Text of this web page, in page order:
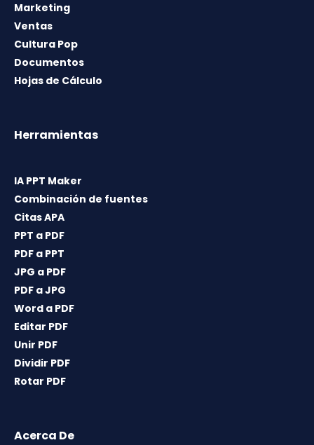
Marketing
Ventas
Cultura Pop
Documentos
Hojas de Cálculo
Herramientas
IA PPT Maker
Combinación de fuentes
Citas APA
PPT a PDF
PDF a PPT
JPG a PDF
PDF a JPG
Word a PDF
Editar PDF
Unir PDF
Dividir PDF
Rotar PDF
Acerca De